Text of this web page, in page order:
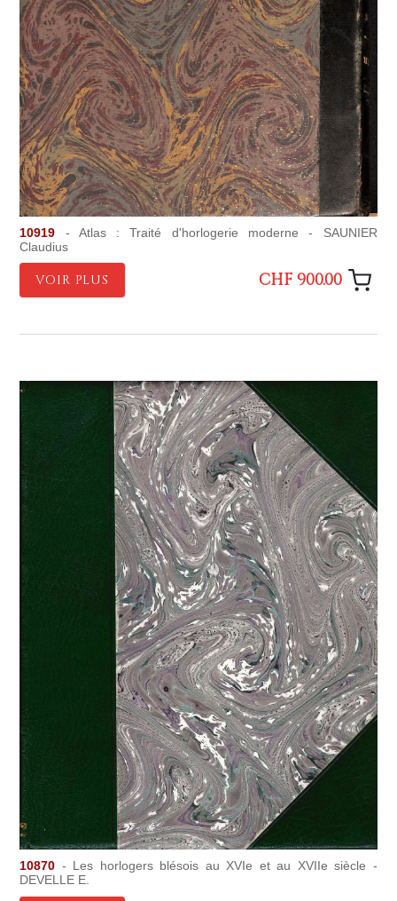
10919 - Atlas : Traité d'horlogerie moderne - SAUNIER
Claudius
VOIR PLUS CHF 900.00
10870 - Les horlogers blésois au XVIe et au XVIIe siècle -
DEVELLE E.